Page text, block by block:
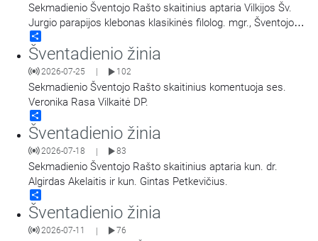
Sekmadienio Šventojo Rašto skaitinius aptaria Vilkijos Šv.
Jurgio parapijos klebonas klasikinės filolog. mgr., Šventojo
Rašto lic. Linas Šipavičius. Kalbina Mantvydas Prekevičius.
Šventadienio žinia
2026-07-25 102
Sekmadienio Šventojo Rašto skaitinius komentuoja ses.
Veronika Rasa Vilkaitė DP.
Šventadienio žinia
2026-07-18 | 83
Sekmadienio Šventojo Rašto skaitinius aptaria kun. dr.
Algirdas Akelaitis ir kun. Gintas Petkevičius.
Šventadienio žinia
2026-07-11 | 76